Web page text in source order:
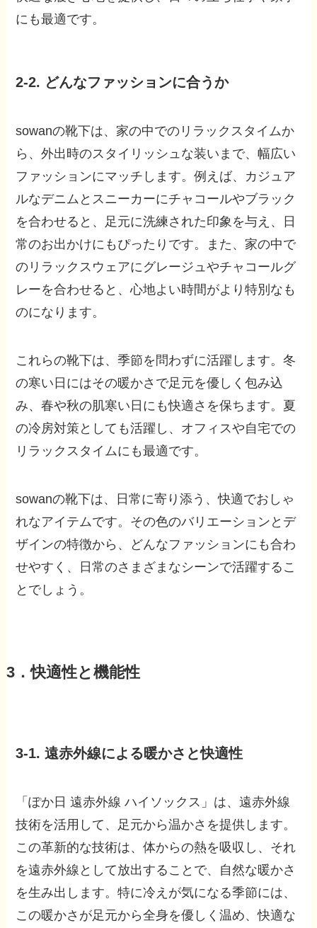
にも最適です。
2-2. どんなファッションに合うか
sowanの靴下は、家の中でのリラックスタイムか
ら、外出時のスタイリッシュな装いまで、幅広い
ファッションにマッチします。例えば、カジュア
ルなデニムとスニーカーにチャコールやブラック
を合わせると、足元に洗練された印象を与え、日
常のお出かけにもぴったりです。また、家の中で
のリラックスウェアにグレージュやチャコールグ
レーを合わせると、心地よい時間がより特別なも
のになります。
これらの靴下は、季節を問わずに活躍します。冬
の寒い日にはその暖かさで足元を優しく包み込
み、春や秋の肌寒い日にも快適さを保ちます。夏
の冷房対策としても活躍し、オフィスや自宅での
リラックスタイムにも最適です。
sowanの靴下は、日常に寄り添う、快適でおしゃ
れなアイテムです。その色のバリエーションとデ
ザインの特徴から、どんなファッションにも合わ
せやすく、日常のさまざまなシーンで活躍するこ
とでしょう。
3．快適性と機能性
3-1. 遠赤外線による暖かさと快適性
「ぽか日 遠赤外線 ハイソックス」は、遠赤外線
技術を活用して、足元から温かさを提供します。
この革新的な技術は、体からの熱を吸収し、それ
を遠赤外線として放出することで、自然な暖かさ
を生み出します。特に冷えが気になる季節には、
この暖かさが足元から全身を優しく温め、快適な